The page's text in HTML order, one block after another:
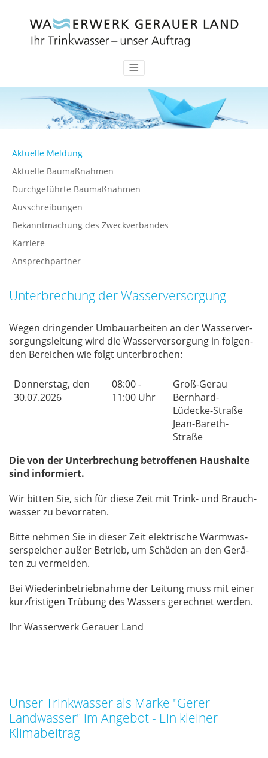
Aktuelle Meldung
Aktuelle Baumaßnahmen
Durchgeführte Baumaßnahmen
Ausschreibungen
Bekanntmachung des Zweckverbandes
Karriere
Ansprechpartner
Unterbrechung der Wasserversorgung
We­gen drin­gen­der Um­bau­ar­bei­ten an der Was­ser­ver­
sor­gungs­lei­tung wird die Was­ser­ver­sor­gung in fol­gen­
den Be­rei­chen wie folgt un­ter­bro­chen:
Donnerstag, den
30.07.2026
08:00 -
11:00 Uhr
Groß-Gerau
Bernhard-
Lüdecke-Straße
Jean-Bareth-
Straße
Die von der Unterbrechung betroffenen Haushalte
sind informiert.
Wir bit­ten Sie, sich für die­se Zeit mit Trink- und Brauch­
was­ser zu be­vor­ra­ten.
Bit­te neh­men Sie in die­ser Zeit elek­tri­sche Warm­was­
ser­spei­cher au­ßer Be­trieb, um Schä­den an den Ge­rä­
ten zu ver­mei­den.
Bei Wie­der­in­be­trieb­nah­me der Lei­tung muss mit ei­ner
kurz­fris­ti­gen Trü­bung des Was­sers ge­rech­net wer­den.
Ihr Was­ser­werk Ge­r­au­er Land
Unser Trinkwasser als Marke "Gerer
Landwasser" im Angebot - Ein kleiner
Klimabeitrag